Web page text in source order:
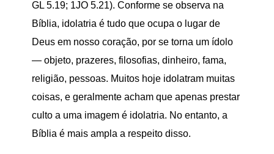
GL 5.19; 1JO 5.21). Conforme se observa na
Bíblia, idolatria é tudo que ocupa o lugar de
Deus em nosso coração, por se torna um ídolo
— objeto, prazeres, filosofias, dinheiro, fama,
religião, pessoas. Muitos hoje idolatram muitas
coisas, e geralmente acham que apenas prestar
culto a uma imagem é idolatria. No entanto, a
Bíblia é mais ampla a respeito disso.